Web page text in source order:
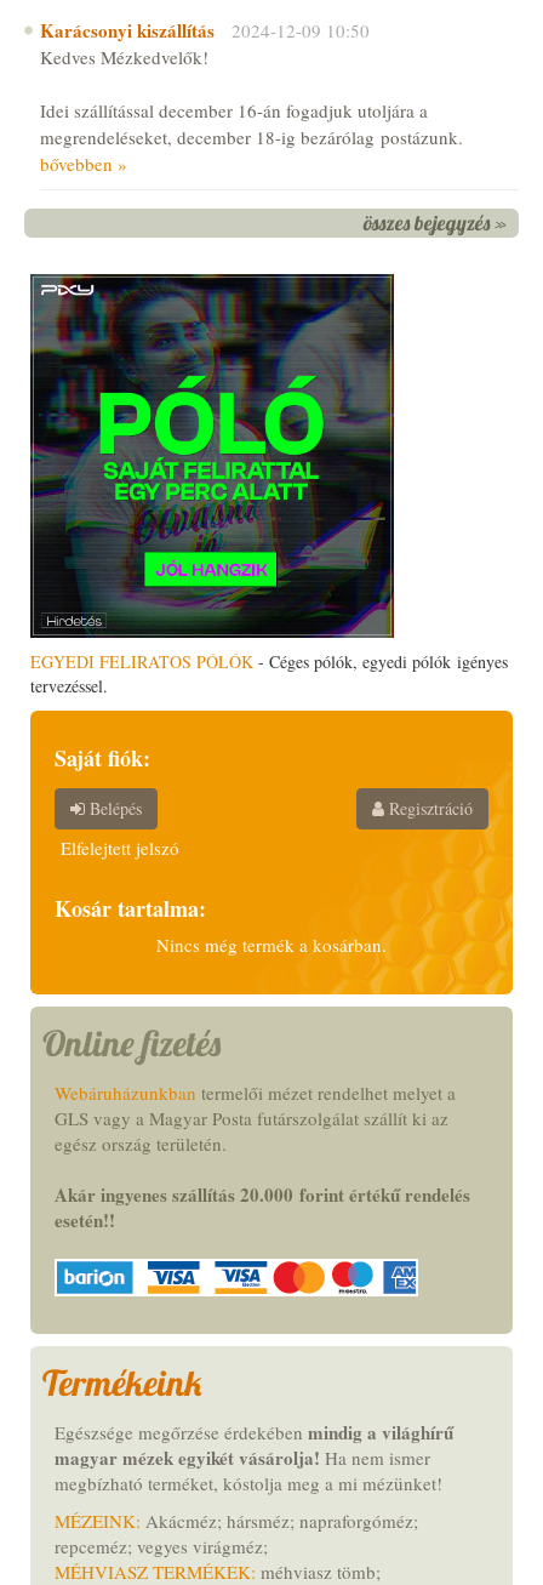
Karácsonyi kiszállítás
2024-12-09 10:50
Kedves Mézkedvelők!
Idei szállítással december 16-án fogadjuk utoljára a
megrendeléseket, december 18-ig bezárólag postázunk.
bővebben »
összes bejegyzés »
EGYEDI FELIRATOS PÓLÓK - Céges pólók, egyedi pólók igényes
tervezéssel.
Saját fiók:
Belépés Regisztráció
Elfelejtett jelszó
Kosár tartalma:
Nincs még termék a kosárban.
Online fizetés
Webáruházunkban termelői mézet rendelhet melyet a
GLS vagy a Magyar Posta futárszolgálat szállít ki az
egész ország területén.
Akár ingyenes szállítás 20.000 forintértékű rendelés
esetén!!
Termékeink
Egészsége megőrzése érdekében mindig a világhírű
magyar mézek egyikét vásárolja! Ha nem ismer
megbízható terméket, kóstolja meg a mi mézünket!
MÉZEINK: Akácméz; hársméz; napraforgóméz;
repceméz; vegyes virágméz;
MÉHVIASZ TERMÉKEK: méhviasz tömb;